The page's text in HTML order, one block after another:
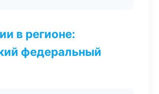
в регионе:
федеральный